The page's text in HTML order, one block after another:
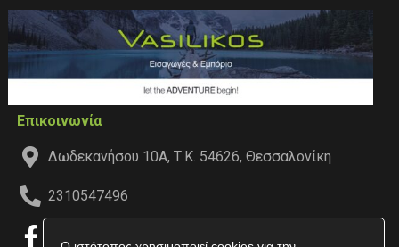
Επικοινωνία
Δωδεκανήσου 10Α, Τ.Κ. 54626, Θεσσαλονίκη
2310547496